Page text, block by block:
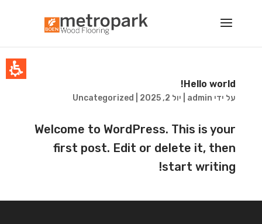
ורצפות
Hello world!
על ידי admin יול 2, 2025 Uncategorized
Welcome to WordPress. This is your
first post. Edit or delete it, then
start writing!